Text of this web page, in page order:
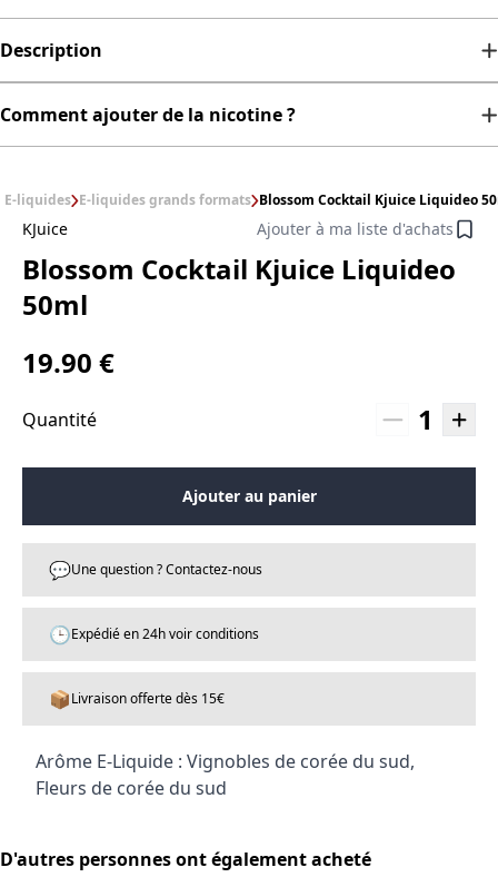
Description
Comment ajouter de la nicotine ?
E-liquides E-liquides grands formats Blossom Cocktail Kjuice Liquideo
KJuice Ajouter à ma liste d'achats
Blossom Cocktail Kjuice Liquideo
50ml
19.90 €
Quantité 1
Ajouter au panier
💬Une question ? Contactez-nous
🕒Expédié en 24h voir conditions
📦Livraison offerte dès 15€
Arôme E-Liquide : Vignobles de corée du sud,
Fleurs de corée du sud
D'autres personnes ont également acheté